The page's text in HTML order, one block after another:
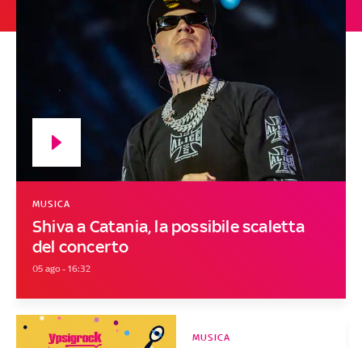
Shiva a Catania, la possibile scaletta
del concerto
MUSICA
05 ago - 16:32
MUSICA